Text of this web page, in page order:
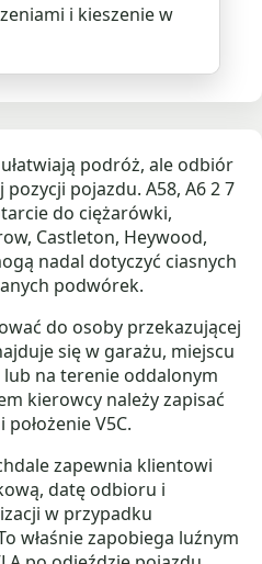
i kieszenie w
podróż, ale odbiór
pojazdu. A58, A6 2 7
do ciężarówki,
Castleton, Heywood,
nadal dotyczyć ciasnych
podwórek.
do osoby przekazującej
się w garażu, miejscu
na terenie oddalonym
kierowcy należy zapisać
V5C.
zapewnia klientowi
datę odbioru i
w przypadku
właśnie zapobiega luźnym